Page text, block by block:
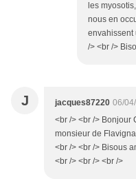
les
nous en
envahissent
/> <br />
J jacques87220 06/
<br /> <br /> Bonjour
monsieur de
<br /> <br /> Bisous
<br /> <br /> <br />